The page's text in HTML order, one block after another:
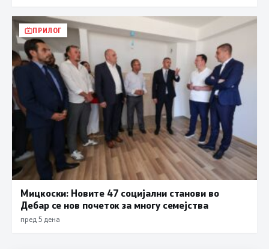
ПРИЛОГ
Мицкоски: Новите 47 социјални станови во
Дебар се нов почеток за многу семејства
пред 5 дена